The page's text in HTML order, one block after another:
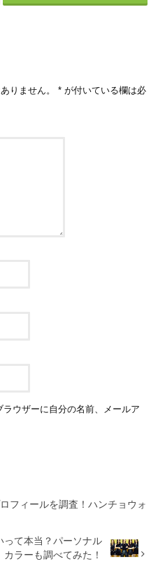
りません。 * が付いている欄は必
ウザーに自分の名前、メールア
フィールを調査！ハンチョウォ
って本当？パーソナル
カラーも調べてみた！